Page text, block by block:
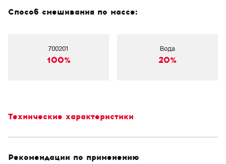
Способ смешивания по массе:
700201
100%
Вода
20%
Технические характеристики
Рекомендации по применению